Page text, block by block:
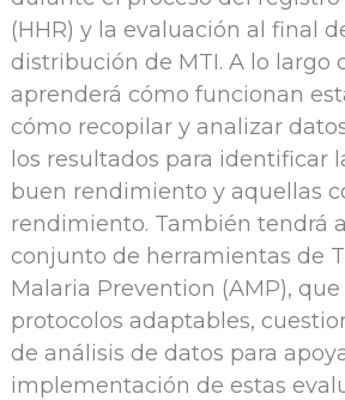
(HHR) y la evaluación al final
distribución de MTI. A lo largo
aprenderá cómo funcionan
cómo recopilar y analizar
los resultados para identificar
buen rendimiento y aquellas
rendimiento. También tendrá
conjunto de herramientas de
Malaria Prevention (AMP),
protocolos adaptables,
de análisis de datos para
implementación de estas